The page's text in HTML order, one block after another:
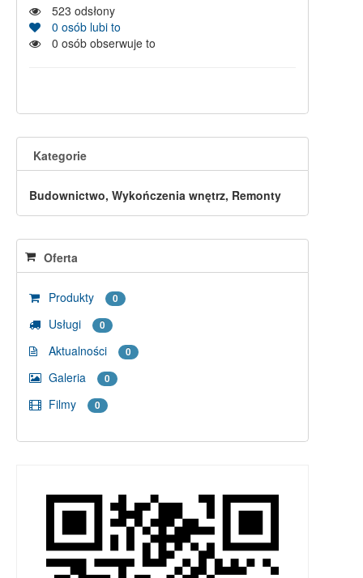
523 odsłony
0 osób lubi to
0 osób obserwuje to
Kategorie
Budownictwo, Wykończenia wnętrz, Remonty
Oferta
Produkty 0
Usługi 0
Aktualności 0
Galeria 0
Filmy 0